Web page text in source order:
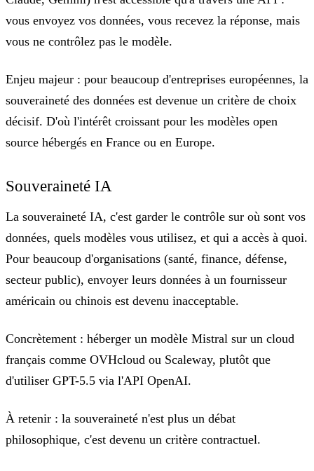
vous envoyez vos données, vous recevez la réponse, mais
vous ne contrôlez pas le modèle.
Enjeu majeur : pour beaucoup d'entreprises européennes, la
souveraineté des données est devenue un critère de choix
décisif. D'où l'intérêt croissant pour les modèles open
source hébergés en France ou en Europe.
Souveraineté IA
La souveraineté IA, c'est garder le contrôle sur où sont vos
données, quels modèles vous utilisez, et qui a accès à quoi.
Pour beaucoup d'organisations (santé, finance, défense,
secteur public), envoyer leurs données à un fournisseur
américain ou chinois est devenu inacceptable.
Concrètement : héberger un modèle Mistral sur un cloud
français comme OVHcloud ou Scaleway, plutôt que
d'utiliser GPT-5.5 via l'API OpenAI.
À retenir : la souveraineté n'est plus un débat
philosophique, c'est devenu un critère contractuel.